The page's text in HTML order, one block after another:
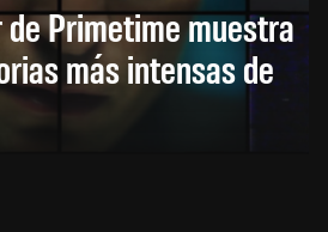
Primetime muestra
más intensas de